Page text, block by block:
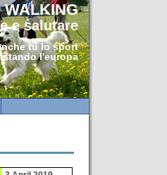
WALKING
e salutare
tu lo sport
l'europa